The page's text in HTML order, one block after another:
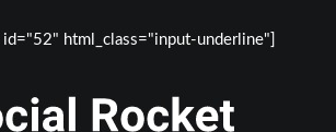
html_class="input-underline"]